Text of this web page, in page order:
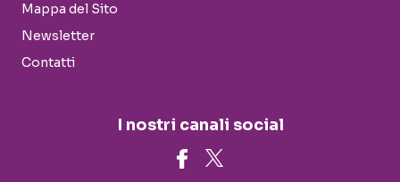
Mappa del Sito
Newsletter
Contatti
I nostri canali social